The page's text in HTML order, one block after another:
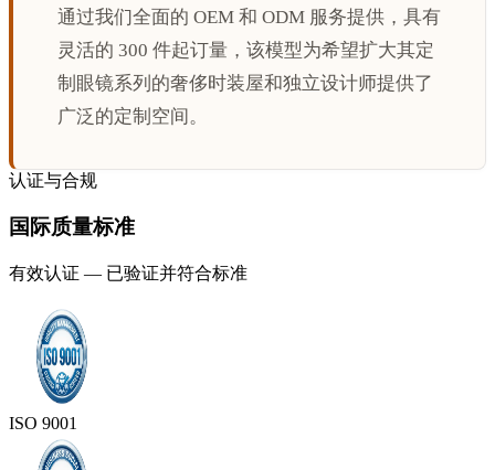
通过我们全面的 OEM 和 ODM 服务提供，具有
灵活的 300 件起订量，该模型为希望扩大其定
制眼镜系列的奢侈时装屋和独立设计师提供了
广泛的定制空间。
认证与合规
国际质量标准
有效认证 — 已验证并符合标准
ISO 9001